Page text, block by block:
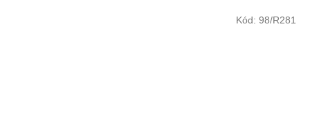
Kód: 98/R281